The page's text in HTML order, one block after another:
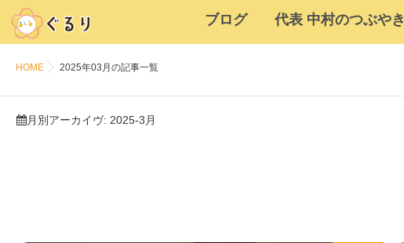
ブログ 代表 中村のつぶやき
HOME 2025年03月の記事一覧
月別アーカイヴ: 2025-3月